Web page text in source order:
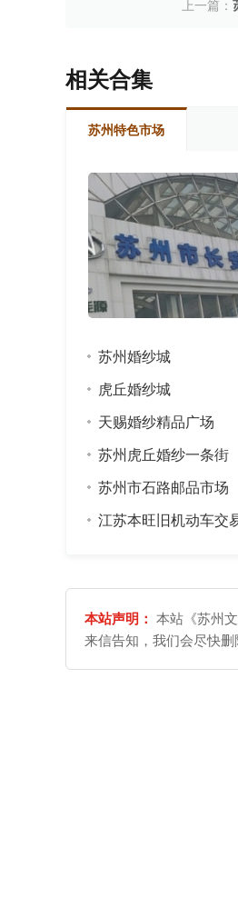
上一篇：
相关合集
苏州特色市场
苏州婚纱城
虎丘婚纱城
天赐婚纱精品广场
苏州虎丘婚纱一条街
苏州市石路邮品市场
江苏本旺旧机动车交
本站声明： 本站《苏州
来信告知，我们会尽快删